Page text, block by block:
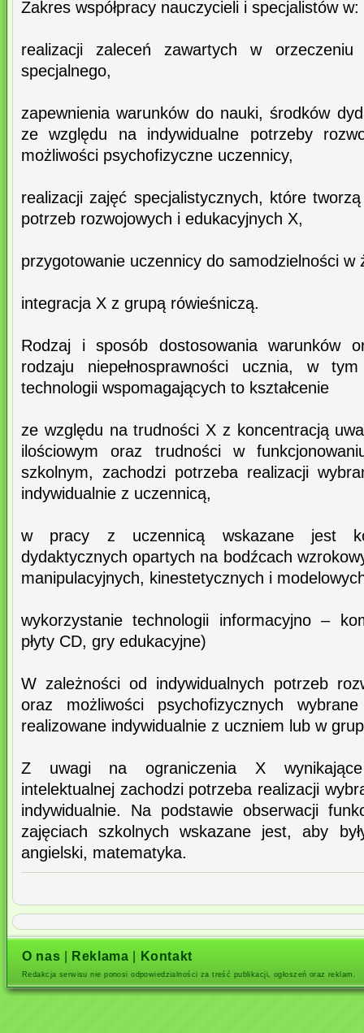
Zakres współpracy nauczycieli i specjalistów w:
realizacji zaleceń zawartych w orzeczeniu
specjalnego,
zapewnienia warunków do nauki, środków
ze względu na indywidualne potrzeby
możliwości psychofizyczne uczennicy,
realizacji zajęć specjalistycznych, które
potrzeb rozwojowych i edukacyjnych X,
przygotowanie uczennicy do samodzielności w
integracja X z grupą rówieśniczą.
Rodzaj i sposób dostosowania warunków
rodzaju niepełnosprawności ucznia, w
technologii wspomagających to kształcenie
ze względu na trudności X z koncentracją
ilościowym oraz trudności w
szkolnym, zachodzi potrzeba realizacji
indywidualnie z uczennicą,
w pracy z uczennicą wskazane jest
dydaktycznych opartych na bodźcach
manipulacyjnych, kinestetycznych i
wykorzystanie technologii informacyjno –
płyty CD, gry edukacyjne)
W zależności od indywidualnych potrzeb
oraz możliwości psychofizycznych
realizowane indywidualnie z uczniem lub w
Z uwagi na ograniczenia X wynikające
intelektualnej zachodzi potrzeba realizacji
indywidualnie. Na podstawie obserwacji
zajęciach szkolnych wskazane jest, aby
angielski, matematyka.
O nas Reklama Kontakt
Redakcja serwisu nie ponosi odpowiedzialności za treść publikacji, ogłoszeń oraz reklam.